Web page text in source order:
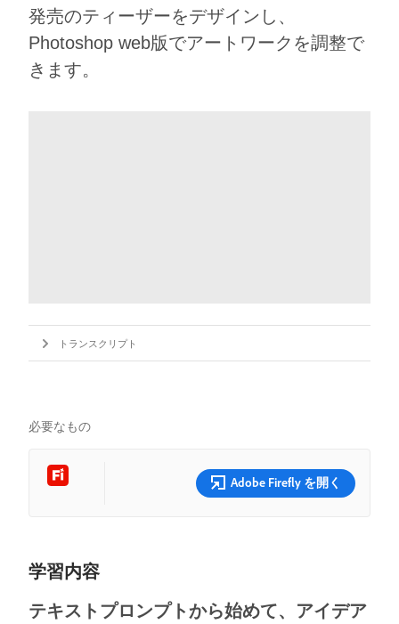
発売のティーザーをデザインし、
Photoshop web版でアートワークを調整で
きます。
トランスクリプト
必要なもの
Adobe Firefly を開く
学習内容
テキストプロンプトから始めて、アイデア